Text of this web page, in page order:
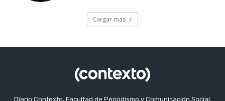
Cargar más
Diario Contexto, Facultad de Periodismo y Comunicación Social,